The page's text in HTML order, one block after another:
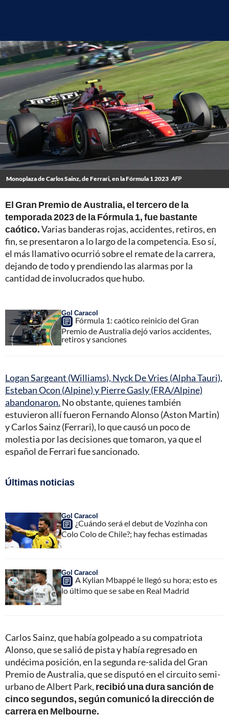
Monoplaza de Carlos Sainz, de Ferrari, en la Fórmula 1 2023 AFP
El Gran Premio de Australia, el tercero de la
temporada 2023 de la Fórmula 1, fue bastante
caótico.Varias banderas rojas, accidentes, retiros, en
fin, se presentaron a lo largo de la competencia. Eso sí,
el más llamativo ocurrió sobre el remate de la carrera,
dejando de todo y prendiendo las alarmas por la
cantidad de involucrados que hubo.
Gol Caracol
Fórmula 1: caótico reinicio del Gran
Premio de Australia dejó varios accidentes,
retiros y sanciones
Logan Sargeant (Williams), Nyck De Vries (Alpha Tauri),
Esteban Ocon (Alpine) y Pierre Gasly (FRA/Alpine)
abandonaron. No obstante, quienes también
estuvieron allí fueron Fernando Alonso (Aston Martin)
y Carlos Sainz (Ferrari), lo que causó un poco de
molestia por las decisiones que tomaron, ya que el
español de Ferrari fue sancionado.
Últimas noticias
Gol Caracol
¿Cuándo será el debut de Vozinha con
Colo Colo de Chile?; hay fechas estimadas
Gol Caracol
A Kylian Mbappé le llegó su hora; esto es
lo último que se sabe en Real Madrid
Carlos Sainz, que había golpeado a su compatriota
Alonso, que se salió de pista y había regresado en
undécima posición, en la segunda re-salida del Gran
Premio de Australia, que se disputó en el circuito semi-
urbano de Albert Park, recibió una dura sanción de
cinco segundos, según comunicó la dirección de
carrera en Melbourne.